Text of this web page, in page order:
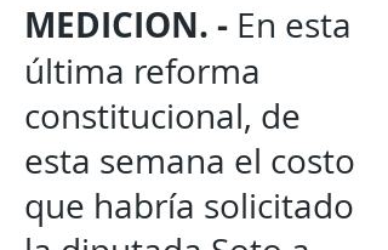
MEDICION. - En esta
última reforma
constitucional, de
esta semana el costo
que habría solicitado